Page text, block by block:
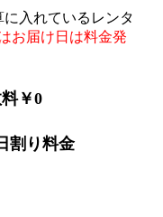
入れているレンタ
お届け日は料金発
￥0
割り料金